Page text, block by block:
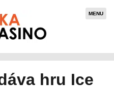
MENU
hru Ice